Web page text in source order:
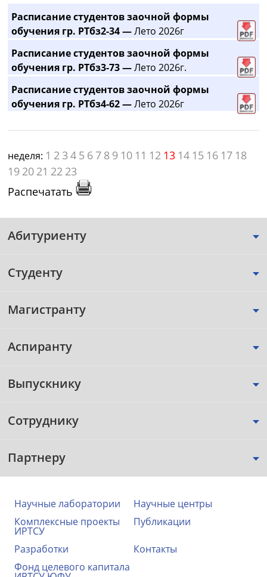
Расписание студентов заочной формы
обучения гр. РТбз2-34 —Лето 2026г
Расписание студентов заочной формы
обучения гр. РТбз3-73 —Лето 2026г.
Расписание студентов заочной формы
обучения гр. РТбз4-62 —Лето 2026г
неделя: 1 2 3 4 5 6 7 8 9 10 11 12 13 14 15 16 17 18
19 20 21 22 23
Распечатать
Абитуриенту
Студенту
Магистранту
Аспиранту
Выпускнику
Сотруднику
Партнеру
Научные лаборатории
Научные центры
Комплексные проекты
ИРТСУ
Публикации
Разработки
Контакты
Фонд целевого капитала